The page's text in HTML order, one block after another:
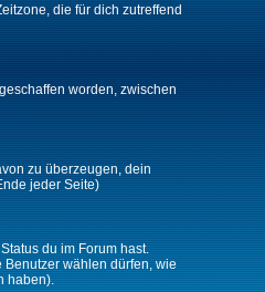
die für dich zutreffend
worden, zwischen
zu überzeugen, dein
jeder Seite)
du im Forum hast.
Benutzer wählen dürfen, wie
haben).